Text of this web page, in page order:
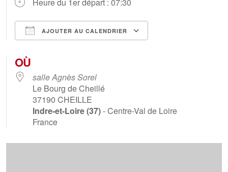
AJOUTER AU CALENDRIER
OÙ
salle Agnès Sorel
Le Bourg de Cheillé
37190 CHEILLE
Indre-et-Loire (37)- Centre-Val de Loire
France